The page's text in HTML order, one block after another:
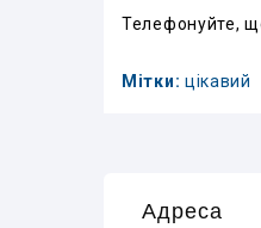
Телефонуйте,
Мітки: цікавий
Адреса